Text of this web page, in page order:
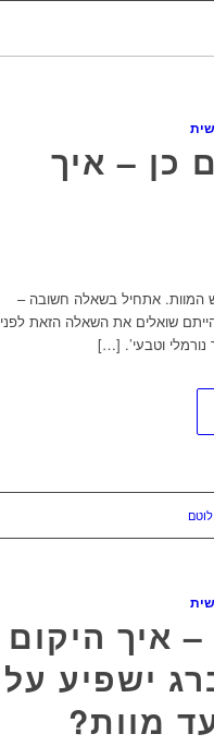
כן – איך
המוות. אתחיל בשאלה חשובה –
שואלים את השאלה הזאת לפני
ממטאוורס למטא- HEALTH – איך היקום
ישפיע על
מוות?